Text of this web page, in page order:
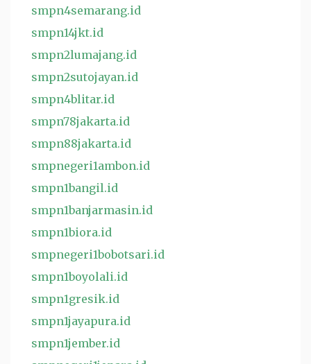
smpn4semarang.id
smpn14jkt.id
smpn2lumajang.id
smpn2sutojayan.id
smpn4blitar.id
smpn78jakarta.id
smpn88jakarta.id
smpnegeri1ambon.id
smpn1bangil.id
smpn1banjarmasin.id
smpn1biora.id
smpnegeri1bobotsari.id
smpn1boyolali.id
smpn1gresik.id
smpn1jayapura.id
smpn1jember.id